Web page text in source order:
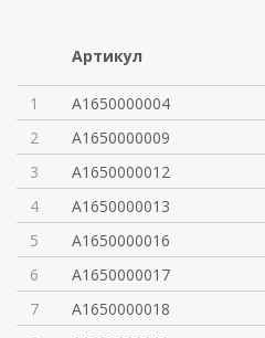
Артикул
1
A1650000004
2
A1650000009
3
A1650000012
4
A1650000013
5
A1650000016
6
A1650000017
7
A1650000018